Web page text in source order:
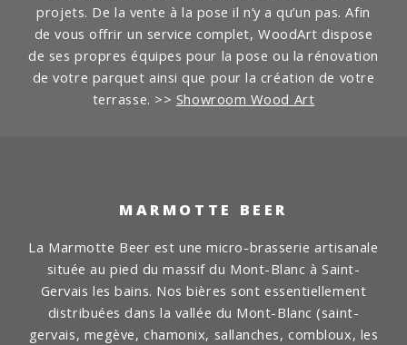
projets. De la vente à la pose il n’y a qu’un pas. Afin
de vous offrir un service complet, WoodArt dispose
de ses propres équipes pour la pose ou la rénovation
de votre parquet ainsi que pour la création de votre
terrasse. >> Showroom Wood Art
MARMOTTE BEER
La Marmotte Beer est une micro-brasserie artisanale
située au pied du massif du Mont-Blanc à Saint-
Gervais les bains. Nos bières sont essentiellement
distribuées dans la vallée du Mont-Blanc (saint-
gervais, megève, chamonix, sallanches, combloux, les